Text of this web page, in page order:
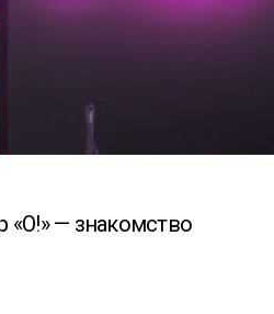
— знакомство